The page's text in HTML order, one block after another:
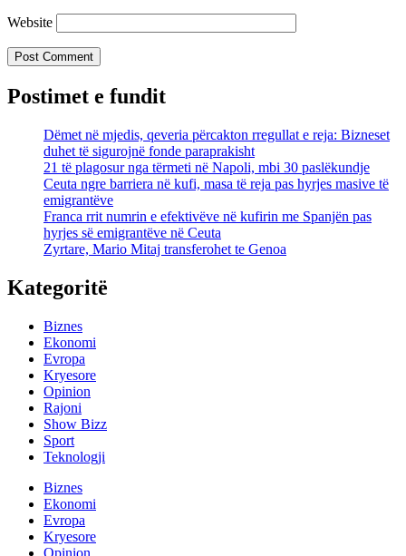
Website
Postimet e fundit
Dëmet në mjedis, qeveria përcakton rregullat e reja: Bizneset
duhet të sigurojnë fonde paraprakisht
21 të plagosur nga tërmeti në Napoli, mbi 30 paslëkundje
Ceuta ngre barriera në kufi, masa të reja pas hyrjes masive të
emigrantëve
Franca rrit numrin e efektivëve në kufirin me Spanjën pas
hyrjes së emigrantëve në Ceuta
Zyrtare, Mario Mitaj transferohet te Genoa
Kategoritë
Biznes
Ekonomi
Evropa
Kryesore
Opinion
Rajoni
Show Bizz
Sport
Teknologji
Biznes
Ekonomi
Evropa
Kryesore
Opinion